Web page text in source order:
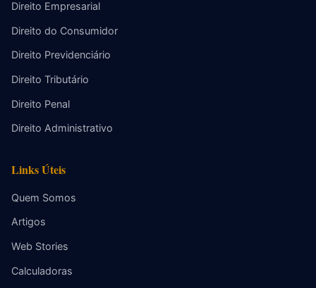
Direito Empresarial
Direito do Consumidor
Direito Previdenciário
Direito Tributário
Direito Penal
Direito Administrativo
Links Úteis
Quem Somos
Artigos
Web Stories
Calculadoras